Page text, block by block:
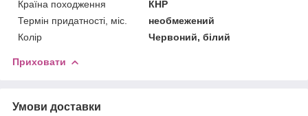
Країна походження
КНР
Термін придатності, міс.
необмежений
Колір
Червоний, білий
Приховати
Умови доставки